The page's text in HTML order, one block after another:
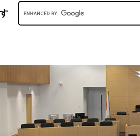
Googleカスタム検索